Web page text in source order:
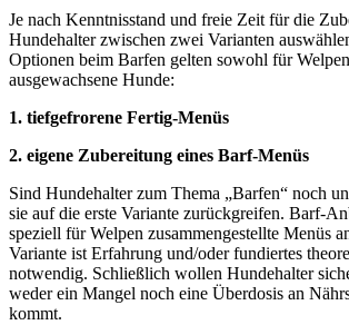
Je nach Kenntnisstand und freie Zeit für die
Hundehalter zwischen zwei Varianten
Optionen beim Barfen gelten sowohl für
ausgewachsene Hunde:
1. tiefgefrorene Fertig-Menüs
2. eigene Zubereitung eines Barf-Menüs
Sind Hundehalter zum Thema „Barfen“ noch
sie auf die erste Variante zurückgreifen. Barf-
speziell für Welpen zusammengestellte Menüs
Variante ist Erfahrung und/oder fundiertes
notwendig. Schließlich wollen Hundehalter
weder ein Mangel noch eine Überdosis an
kommt.